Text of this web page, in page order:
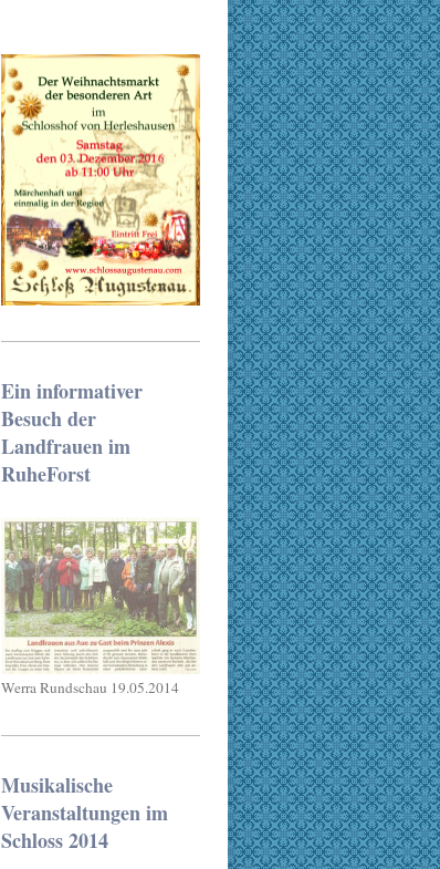
Ein informativer
Besuch der
Landfrauen im
RuheForst
Werra Rundschau 19.05.2014
Musikalische
Veranstaltungen im
Schloss 2014